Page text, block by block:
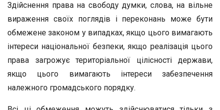
Здійснення права на свободу думки, слова, на вільне
вираження своїх поглядів і переконань може бути
обмежене законом у випадках, якщо цього вимагають
інтереси національної безпеки, якщо реалізація цього
права загрожує територіальної цілісності держави,
якщо цього вимагають інтереси забезпечення
належного громадського порядку.